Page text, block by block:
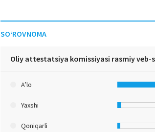
SO‘ROVNOMA
Oliy attestatsiya komissiyasi rasmiy
A’lo
Yaxshi
Qoniqarli